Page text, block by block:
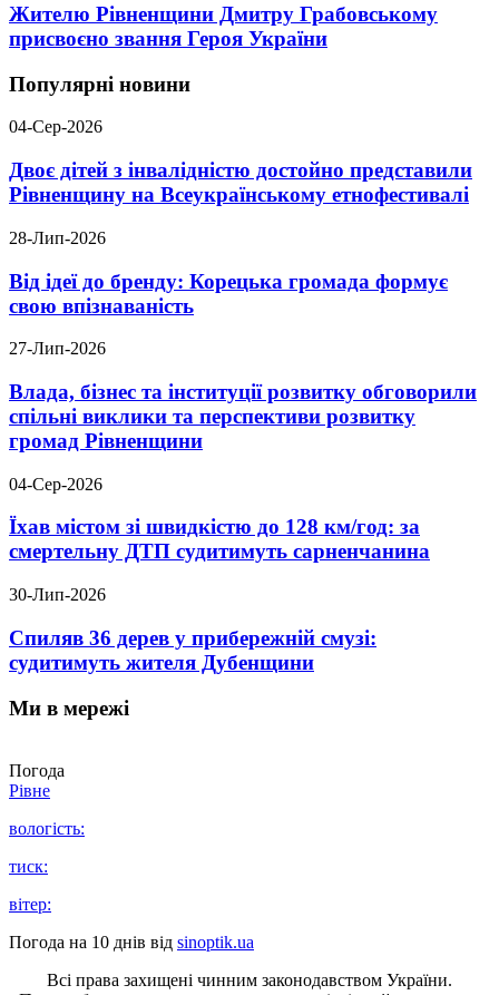
Жителю Рівненщини Дмитру Грабовському
присвоєно звання Героя України
Популярні новини
04-Сер-2026
Двоє дітей з інвалідністю достойно представили
Рівненщину на Всеукраїнському етнофестивалі
28-Лип-2026
Від ідеї до бренду: Корецька громада формує
свою впізнаваність
27-Лип-2026
Влада, бізнес та інституції розвитку обговорили
спільні виклики та перспективи розвитку
громад Рівненщини
04-Сер-2026
Їхав містом зі швидкістю до 128 км/год: за
смертельну ДТП судитимуть сарненчанина
30-Лип-2026
Спиляв 36 дерев у прибережній смузі:
судитимуть жителя Дубенщини
Ми в мережі
Погода
Рівне
вологість:
тиск:
вітер:
Погода на 10 днів від sinoptik.ua
Всі права захищені чинним законодавством України.